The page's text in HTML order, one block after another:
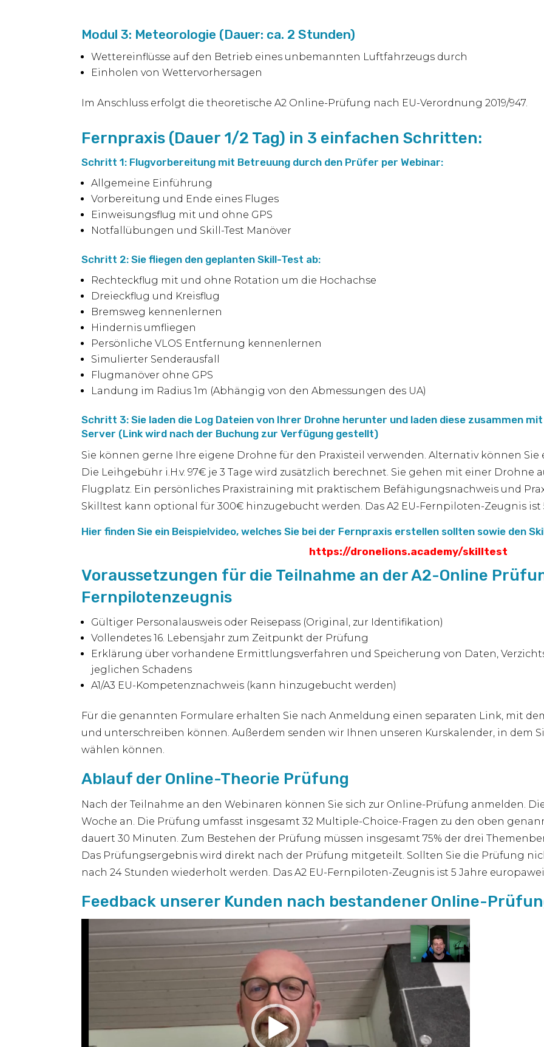
Modul 3: Meteorologie (Dauer: ca. 2 Stunden)
Wettereinflüsse auf den Betrieb eines unbemannten Luftfahrzeugs durch
Einholen von Wettervorhersagen
Im Anschluss erfolgt die theoretische A2 Online-Prüfung nach EU-Verordnung 2019/947.
Fernpraxis (Dauer 1/2 Tag) in 3 einfachen Schritten:
Schritt 1: Flugvorbereitung mit Betreuung durch den Prüfer per Webinar:
Allgemeine Einführung
Vorbereitung und Ende eines Fluges
Einweisungsflug mit und ohne GPS
Notfallübungen und Skill-Test Manöver
Schritt 2: Sie fliegen den geplanten Skill-Test ab:
Rechteckflug mit und ohne Rotation um die Hochachse
Dreieckflug und Kreisflug
Bremsweg kennenlernen
Hindernis umfliegen
Persönliche VLOS Entfernung kennenlernen
Simulierter Senderausfall
Flugmanöver ohne GPS
Landung im Radius 1m (Abhängig von den Abmessungen des UA)
Schritt 3: Sie laden die Log Dateien von Ihrer Drohne herunter und laden diese zusammen
Server (Link wird nach der Buchung zur Verfügung gestellt)
Sie können gerne Ihre eigene Drohne für den Praxisteil verwenden. Alternativ können
Die Leihgebühr i.H.v. 97€ je 3 Tage wird zusätzlich berechnet. Sie gehen mit einer Drohne
Flugplatz. Ein persönliches Praxistraining mit praktischem Befähigungsnachweis und
Skilltest kann optional für 300€ hinzugebucht werden. Das A2 EU-Fernpiloten-Zeugnis
Hier finden Sie ein Beispielvideo, welches Sie bei der Fernpraxis erstellen sollten sowie den
https://dronelions.academy/skilltest
Voraussetzungen für die Teilnahme an der A2-Online
Fernpilotenzeugnis
Gültiger Personalausweis oder Reisepass (Original, zur Identifikation)
Vollendetes 16. Lebensjahr zum Zeitpunkt der Prüfung
Erklärung über vorhandene Ermittlungsverfahren und Speicherung von Daten,
jeglichen Schadens
A1/A3 EU-Kompetenznachweis (kann hinzugebucht werden)
Für die genannten Formulare erhalten Sie nach Anmeldung einen separaten Link, mit
und unterschreiben können. Außerdem senden wir Ihnen unseren Kurskalender, in dem
wählen können.
Ablauf der Online-Theorie Prüfung
Nach der Teilnahme an den Webinaren können Sie sich zur Online-Prüfung anmelden.
Woche an. Die Prüfung umfasst insgesamt 32 Multiple-Choice-Fragen zu den oben
dauert 30 Minuten. Zum Bestehen der Prüfung müssen insgesamt 75% der drei
Das Prüfungsergebnis wird direkt nach der Prüfung mitgeteilt. Sollten Sie die Prüfung
nach 24 Stunden wiederholt werden. Das A2 EU-Fernpiloten-Zeugnis ist 5 Jahre
Feedback unserer Kunden nach bestandener Online-